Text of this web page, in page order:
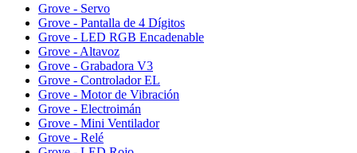
Grove - Servo
Grove - Pantalla de 4 Dígitos
Grove - LED RGB Encadenable
Grove - Altavoz
Grove - Grabadora V3
Grove - Controlador EL
Grove - Motor de Vibración
Grove - Electroimán
Grove - Mini Ventilador
Grove - Relé